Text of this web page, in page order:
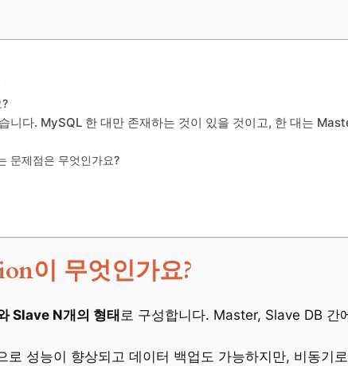
니다. MySQL 한 대만 존재하는 것이 있을 것이고, 한 대는
문제점은 무엇인가요?
이 무엇인가요?
Slave N개의 형태 로 구성합니다. Master, Slave DB 간
성능이 향상되고 데이터 백업도 가능하지만, 비동기